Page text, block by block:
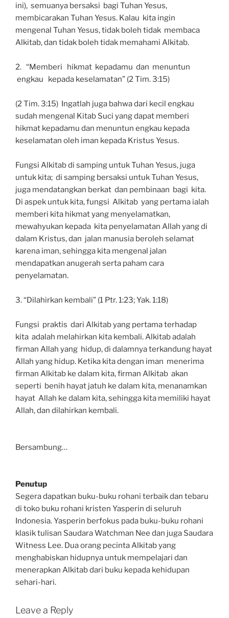
ini), semuanya bersaksi bagi Tuhan Yesus,
membicarakan Tuhan Yesus. Kalau kita ingin
mengenal Tuhan Yesus, tidak boleh tidak membaca
Alkitab, dan tidak boleh tidak memahami Alkitab.
2. “Memberi hikmat kepadamu dan menuntun
engkau kepada keselamatan” (2 Tim. 3:15)
(2 Tim. 3:15) Ingatlah juga bahwa dari kecil engkau
sudah mengenal Kitab Suci yang dapat memberi
hikmat kepadamu dan menuntun engkau kepada
keselamatan oleh iman kepada Kristus Yesus.
Fungsi Alkitab di samping untuk Tuhan Yesus, juga
untuk kita; di samping bersaksi untuk Tuhan Yesus,
juga mendatangkan berkat dan pembinaan bagi kita.
Di aspek untuk kita, fungsi Alkitab yang pertama ialah
memberi kita hikmat yang menyelamatkan,
mewahyukan kepada kita penyelamatan Allah yang di
dalam Kristus, dan jalan manusia beroleh selamat
karena iman, sehingga kita mengenal jalan
mendapatkan anugerah serta paham cara
penyelamatan.
3. “Dilahirkan kembali” (1 Ptr. 1:23; Yak. 1:18)
Fungsi praktis dari Alkitab yang pertama terhadap
kita adalah melahirkan kita kembali. Alkitab adalah
firman Allah yang hidup, di dalamnya terkandung hayat
Allah yang hidup. Ketika kita dengan iman menerima
firman Alkitab ke dalam kita, firman Alkitab akan
seperti benih hayat jatuh ke dalam kita, menanamkan
hayat Allah ke dalam kita, sehingga kita memiliki hayat
Allah, dan dilahirkan kembali.
Bersambung…
Penutup
Segera dapatkan buku-buku rohani terbaik dan tebaru
di toko buku rohani kristen Yasperin di seluruh
Indonesia. Yasperin berfokus pada buku-buku rohani
klasik tulisan Saudara Watchman Nee dan juga Saudara
Witness Lee. Dua orang pecinta Alkitab yang
menghabiskan hidupnya untuk mempelajari dan
menerapkan Alkitab dari buku kepada kehidupan
sehari-hari.
Leave a Reply